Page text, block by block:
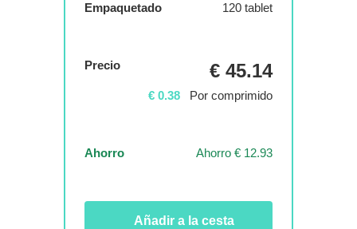
Empaquetado 120 tablet
Precio € 45.14
€ 0.38 Por comprimido
Ahorro Ahorro € 12.93
Añadir a la cesta